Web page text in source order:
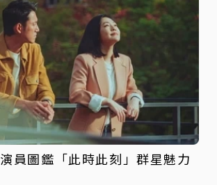
員圖鑑「此時此刻」群星魅力